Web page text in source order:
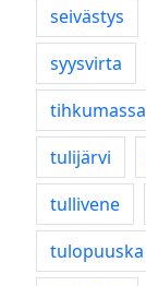
seivästys
syysvirta
tihkumassa
tulijärvi
tullivene
tulopuuska